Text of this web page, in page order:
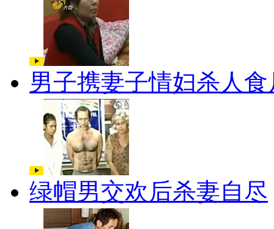
男子携妻子情妇杀人食
绿帽男交欢后杀妻自尽